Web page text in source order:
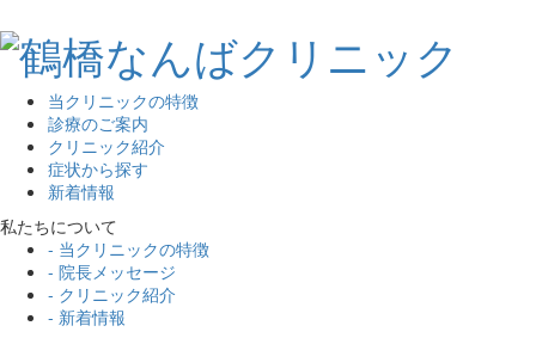
当クリニックの特徴
診療のご案内
クリニック紹介
症状から探す
新着情報
私たちについて
- 当クリニックの特徴
- 院長メッセージ
- クリニック紹介
- 新着情報